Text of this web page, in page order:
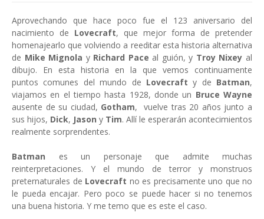
Aprovechando que hace poco fue el 123 aniversario del
nacimiento de Lovecraft, que mejor forma de pretender
homenajearlo que volviendo a reeditar esta historia alternativa
de Mike Mignola y Richard Pace al guión, y Troy Nixey al
dibujo. En esta historia en la que vemos continuamente
puntos comunes del mundo de Lovecrafty de Batman,
viajamos en el tiempo hasta 1928, donde un Bruce Wayne
ausente de su ciudad, Gotham, vuelve tras 20 años junto a
sus hijos, Dick, Jason y Tim. Allí le esperarán acontecimientos
realmente sorprendentes.
Batman es un personaje que admite muchas
reinterpretaciones. Y el mundo de terror y monstruos
preternaturales de Lovecraft no es precisamente uno que no
le pueda encajar. Pero poco se puede hacer si no tenemos
una buena historia. Y me temo que es este el caso.